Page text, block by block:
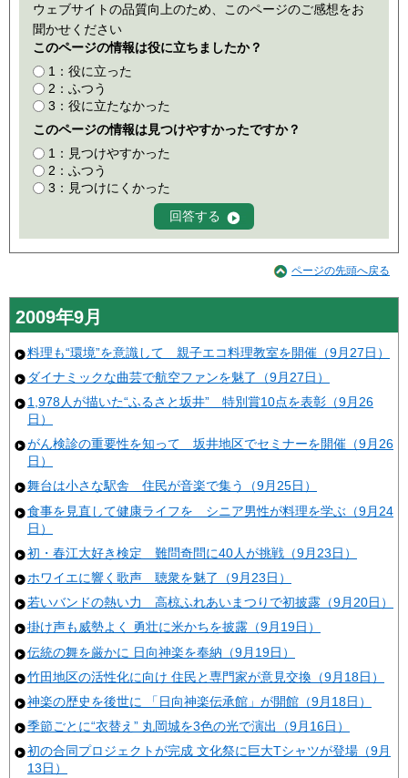
ウェブサイトの品質向上のため、このページのご感想をお
聞かせください
このページの情報は役に立ちましたか？
1：役に立った
2：ふつう
3：役に立たなかった
このページの情報は見つけやすかったですか？
1：見つけやすかった
2：ふつう
3：見つけにくかった
ページの先頭へ戻る
2009年9月
料理も“環境”を意識して 親子エコ料理教室を開催（9月27日）
ダイナミックな曲芸で航空ファンを魅了（9月27日）
1,978人が描いた“ふるさと坂井” 特別賞10点を表彰（9月26
日）
がん検診の重要性を知って 坂井地区でセミナーを開催（9月26
日）
舞台は小さな駅舎 住民が音楽で集う（9月25日）
食事を見直して健康ライフを シニア男性が料理を学ぶ（9月24
日）
初・春江大好き検定 難問奇問に40人が挑戦（9月23日）
ホワイエに響く歌声 聴衆を魅了（9月23日）
若いバンドの熱い力 高椋ふれあいまつりで初披露（9月20日）
掛け声も威勢よく 勇壮に米かちを披露（9月19日）
伝統の舞を厳かに 日向神楽を奉納（9月19日）
竹田地区の活性化に向け 住民と専門家が意見交換（9月18日）
神楽の歴史を後世に 「日向神楽伝承館」が開館（9月18日）
季節ごとに“衣替え” 丸岡城を3色の光で演出（9月16日）
初の合同プロジェクトが完成 文化祭に巨大Tシャツが登場（9月
13日）